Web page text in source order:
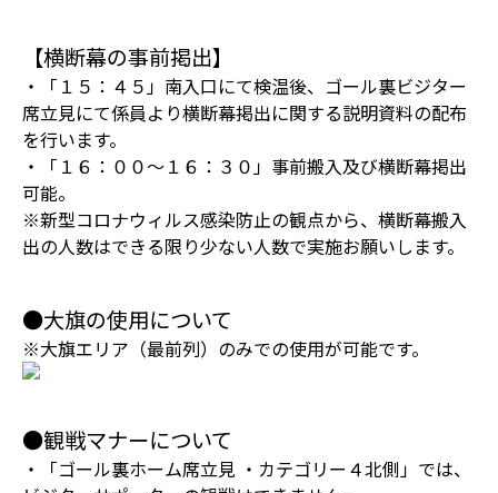
【横断幕の事前掲出】
・「１５：４５」南入口にて検温後、ゴール裏ビジター
席立見にて係員より横断幕掲出に関する説明資料の配布
を行います。
・「１６：００～１６：３０」事前搬入及び横断幕掲出
可能。
※新型コロナウィルス感染防止の観点から、横断幕搬入
出の人数はできる限り少ない人数で実施お願いします。
●大旗の使用について
※大旗エリア（最前列）のみでの使用が可能です。
●観戦マナーについて
・「ゴール裏ホーム席立見 ・カテゴリー４北側」では、